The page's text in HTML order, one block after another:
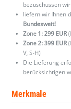
bezuschussen
liefern wir Ihnen
Bundesweit!
Zone 1: 299 EUR
Zone 2: 399 EUR
V, S-H)
Die Lieferung
berücksichtigen
Merkmale